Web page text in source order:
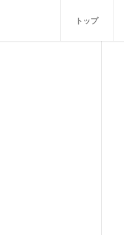
トップ